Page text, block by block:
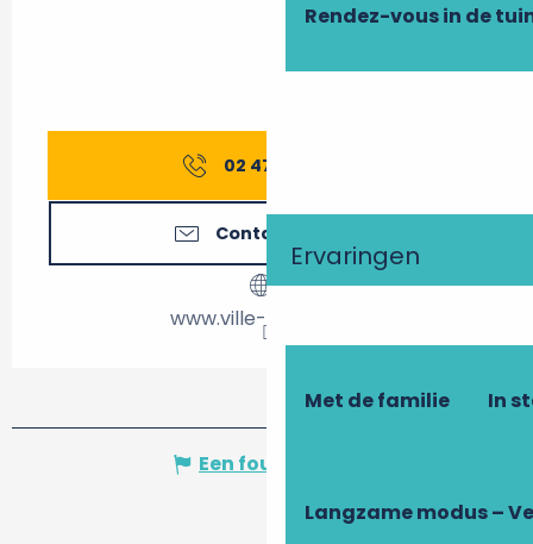
Rendez-vous in de
Ervaringen
Met de familie In
Langzame modus –
02 47 58 10
Contacteer ons
www.ville-richelieu.fr
Een fout melden